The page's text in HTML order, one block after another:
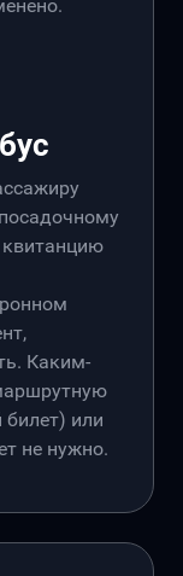
Каким-
или
не нужно.